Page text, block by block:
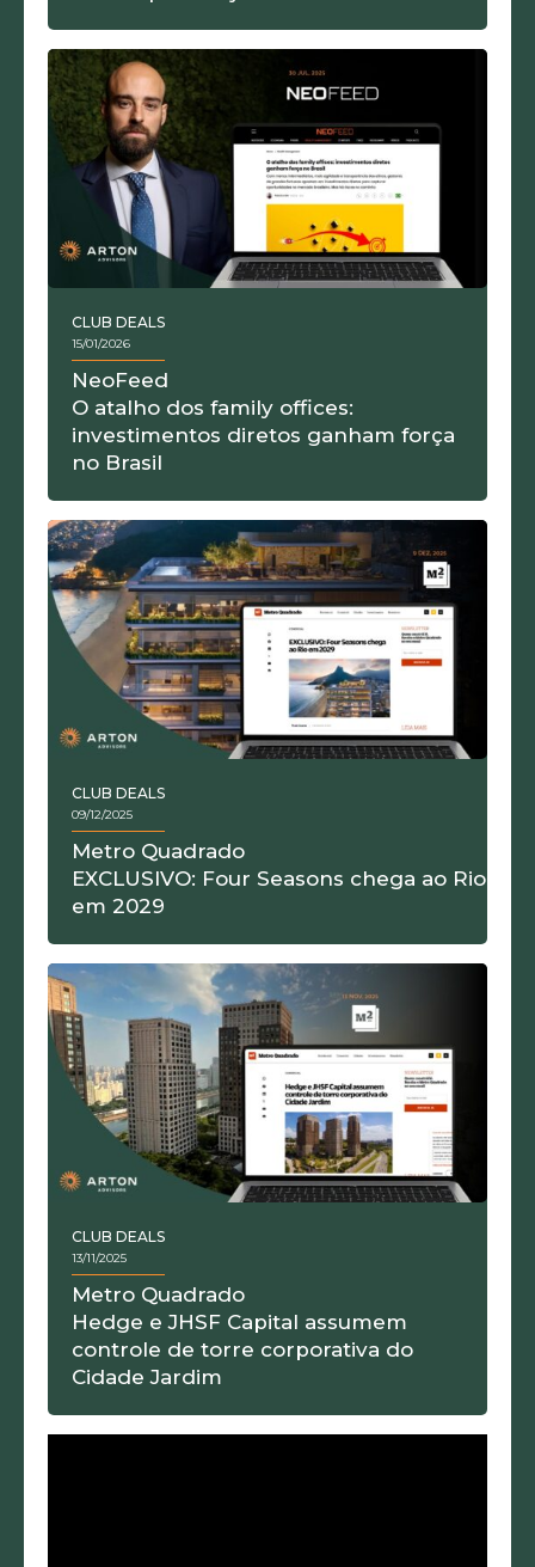
CLUB DEALS
15/01/2026
NeoFeed
O atalho dos family offices:
investimentos diretos ganham força
no Brasil
CLUB DEALS
09/12/2025
Metro Quadrado
EXCLUSIVO: Four Seasons chega ao Rio
em 2029
CLUB DEALS
13/11/2025
Metro Quadrado
Hedge e JHSF Capital assumem
controle de torre corporativa do
Cidade Jardim